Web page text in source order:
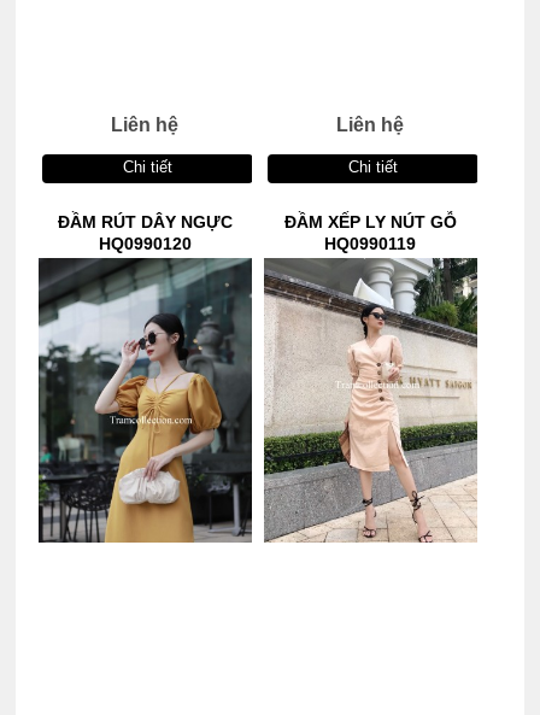
Liên hệ
Chi tiết
Liên hệ
Chi tiết
ĐẦM RÚT DÂY NGỰC
HQ0990120
ĐẦM XẾP LY NÚT GỖ
HQ0990119